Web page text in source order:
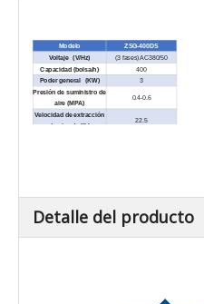
Modelo
ZSG-400DS
Voltaje (V/Hz)
(3 fases) AC380/50
Capacidad (bolsa/h)
400
Poder general (KW)
3
Presión de suministro de
aire (MPA)
0.4-0.6
Velocidad de extracción
de aire (m³/h)
22.5
Detalle del producto